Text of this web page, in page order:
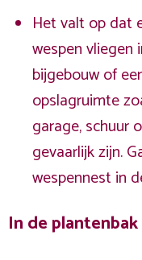
Het valt op dat
wespen vliegen
bijgebouw of
opslagruimte
garage, schuur
gevaarlijk zijn.
wespennest in
In de plantenbak